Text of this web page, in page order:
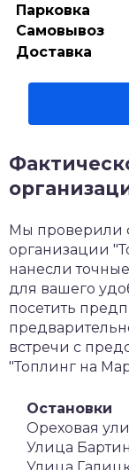
Парковка
Самовывоз
Доставка
Мы проверили
организации
нанесли
для вашего
посетить
встречи с
"Топлинг на
Остановки
Ореховая
Улица